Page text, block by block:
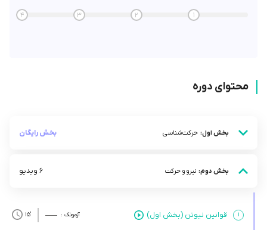
1
2
3
4
محتوای دوره
بخش اول: حرکت‌شناسی بخش رایگان
بخش دوم: نیرو و حرکت 6 ویدیو
۱ قوانین نیوتن (بخش اول) آزمونک : ’15